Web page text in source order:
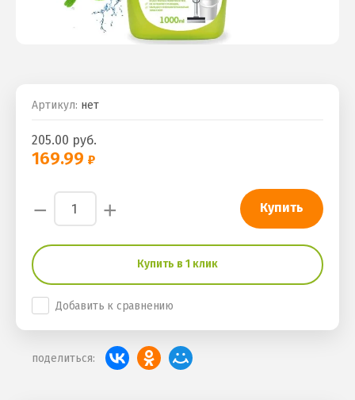
Артикул: нет
205.00 руб.
169.99
− + Купить
Купить в 1 клик
Добавить к сравнению
поделиться: